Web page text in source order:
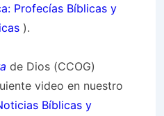
Profecías Bíblicas y
).
de Dios (CCOG)
video en nuestro
Bíblicas y